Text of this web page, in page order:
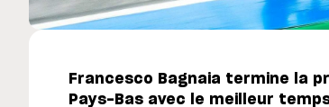
Francesco Bagnaia termine la
Pays-Bas avec le meilleur